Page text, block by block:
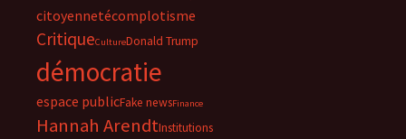
citoyennetécomplotisme
CritiqueCultureDonald Trump
démocratie
espace publicFake newsFinance
Hannah ArendtInstitutions